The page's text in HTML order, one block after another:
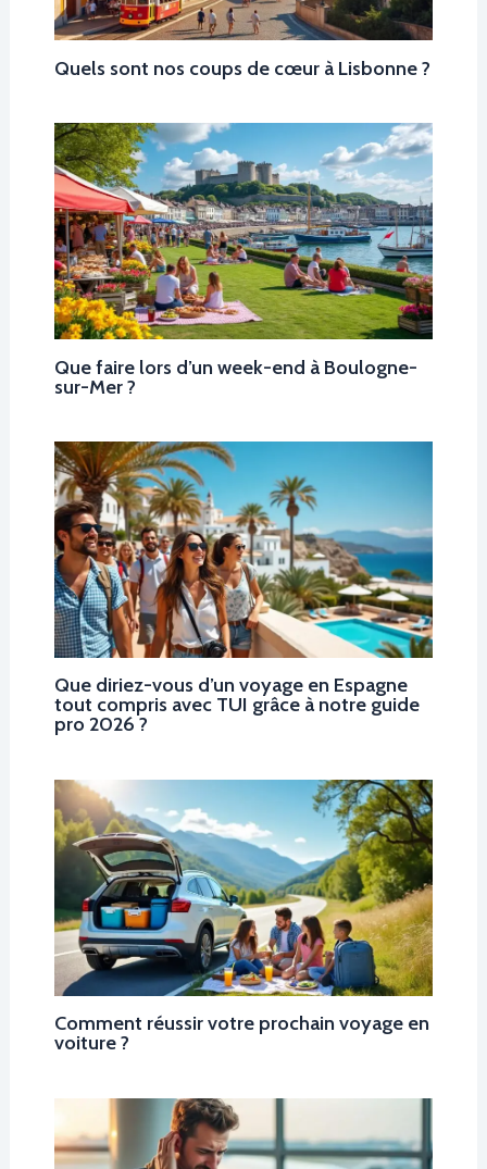
Quels sont nos coups de cœur à Lisbonne ?
Que faire lors d’un week-end à Boulogne-
sur-Mer ?
Que diriez-vous d’un voyage en Espagne
tout compris avec TUI grâce à notre guide
pro 2026 ?
Comment réussir votre prochain voyage en
voiture ?